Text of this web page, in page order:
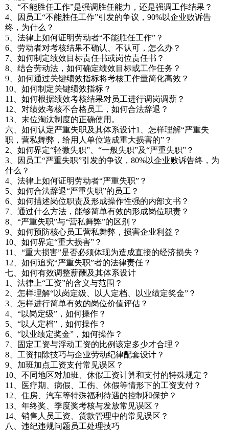
3、“不能胜任工作”是强调胜任能力，还是强调工作结果？
4、因员工“不能胜任工作”引发的争议，90%以企业败诉告
终，为什么？
5、法律上如何证明劳动者“不能胜任工作”？
6、劳动者对考核结果不确认、不认可，怎么办？
7、如何制定绩效目标责任书或岗位责任书？
8、结合劳动法，如何确定绩效目标或工作任务？
9、如何通过关键绩效指标将考核工作量简化高效？
10、如何制定关键绩效指标？
11、如何根据绩效考核结果对员工进行调岗调薪？
12、对绩效考核不合格员工，如何合法辞退？
13、末位淘汰制度的正确使用。
六、如何认定严重失职及其体系设计1、怎样理解“严重失
职，营私舞弊，给用人单位造成重大损害的”？
2、如何界定“轻微失职”、“一般失职”及“严重失职”？
3、因员工“严重失职”引发的争议，80%以企业败诉告终，为
什么？
4、法律上如何证明劳动者“严重失职”？
5、如何合法辞退“严重失职”的员工？
6、如何描述岗位职责及形成操作性强的内部文书？
7、通过什么方法，能够简单有效的形成岗位职责？
8、“严重失职”与“营私舞弊”的区别？
9、如何预防核心员工营私舞弊，损害企业利益？
10、如何界定“重大损害”？
11、“重大损害”是否必须体现为造成直接的经济损失？
12、如何追究“严重失职”者的法律责任？
七、如何有效调整薪酬及其体系设计
1、法律上“工资”的含义与范围？
2、怎样理解“以岗定级、以人定档、以业绩定奖金”？
3、怎样进行简单有效的岗位价值评估？
4、“以岗定级”，如何操作？
5、“以人定档”，如何操作？
6、“以业绩定奖金”，如何操作？
7、固定工资与浮动工资的比例该定多少才合理？
8、工资扣除技巧与企业劳动纪律配套设计？
9、加班加点工资支付常见误区？
10、不同地区对加班、休假工资计算和支付的特殊规定？
11、医疗期、病假、工伤、休假等情形下的工资支付？
12、住房、汽车等特殊福利待遇的控制和保护？
13、年终奖、季度奖考核与发放常见误区？
14、销售人员工资、货款管理中的常见误区？
八、违纪违规问题员工处理技巧